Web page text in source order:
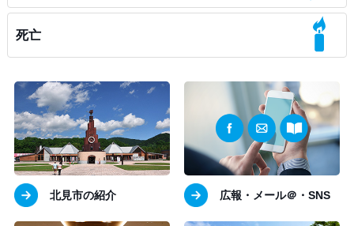
死亡
北見市の紹介 広報・メール＠・SNS